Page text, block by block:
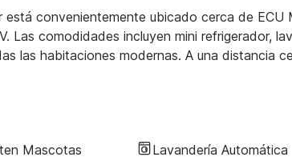
convenientemente ubicado cerca de ECU
Las comodidades incluyen mini refrigerador,
las habitaciones modernas. A una distancia
Mascotas
Lavandería Automática